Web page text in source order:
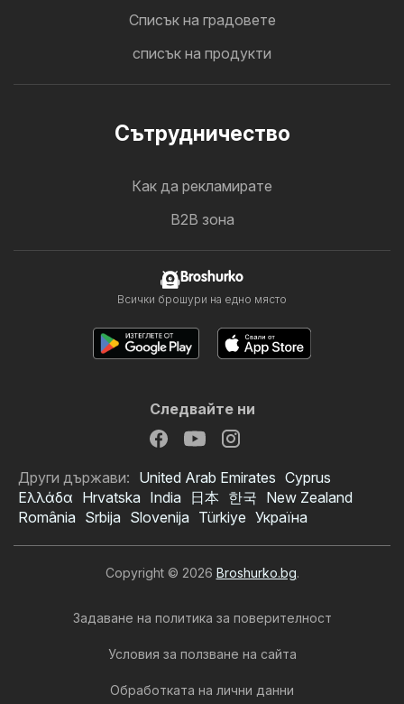
Aiko XXXL брошура
Cписък на градовете
списък на продукти
Cътрудничество
Как да рекламирате
B2B зона
Broshurko
Всички брошури на едно място
Следвайте ни
Други държави: United Arab Emirates Cyprus
Ελλάδα Hrvatska India 日本 한국 New Zealand
România Srbija Slovenija Türkiye Україна
Copyright © 2026 Broshurko.bg.
Задаване на политика за поверителност
Условия за ползване на сайта
Обработката на лични данни